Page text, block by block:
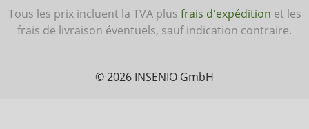
Tous les prix incluent la TVA plus frais d'expédition et les
frais de livraison éventuels, sauf indication contraire.
© 2026 INSENIO GmbH